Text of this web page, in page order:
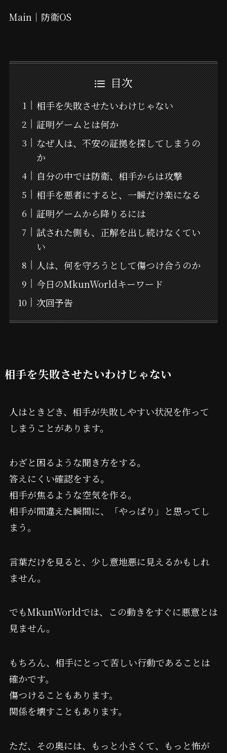
Main｜防衛OS
目次
相手を失敗させたいわけじゃない
証明ゲームとは何か
なぜ人は、不安の証拠を探してしまうの
か
自分の中では防衛、相手からは攻撃
相手を悪者にすると、一瞬だけ楽になる
証明ゲームから降りるには
試された側も、正解を出し続けなくてい
い
人は、何を守ろうとして傷つけ合うのか
今日のMkunWorldキーワード
次回予告
相手を失敗させたいわけじゃない
人はときどき、相手が失敗しやすい状況を作って
しまうことがあります。
わざと困るような聞き方をする。
答えにくい確認をする。
相手が焦るような空気を作る。
相手が間違えた瞬間に、「やっぱり」と思ってし
まう。
言葉だけを見ると、少し意地悪に見えるかもしれ
ません。
でもMkunWorldでは、この動きをすぐに悪意とは
見ません。
もちろん、相手にとって苦しい行動であることは
確かです。
傷つけることもあります。
関係を壊すこともあります。
ただ、その奥には、もっと小さくて、もっと怖が